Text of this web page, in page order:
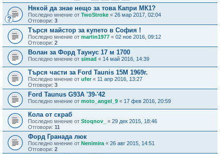
Някой да знае нещо за това Капри МК1?
Последно мнение от TwoStroke « 26 мар 2017, 02:04
Отговори: 3
Търся майстор за купето в София !
Последно мнение от martin1977 « 02 ное 2016, 09:12
Отговори: 2
Волан за Форд Таунус 17 м 1700
Последно мнение от simad « 14 май 2016, 14:39
Търся части за Ford Taunis 15M 1969г.
Последно мнение от ufer« 11 апр 2016, 13:27
Отговори: 3
Ford Taunus G93A '39-'42
Последно мнение от moto_angel_9 « 17 фев 2016, 20:59
Кола от скраб
Последно мнение от Stoqnov_ « 29 дек 2015, 18:46
Отговори: 11
Форд Гранада люк
Последно мнение от Nenimira « 26 авг 2015, 14:51
Отговори: 2